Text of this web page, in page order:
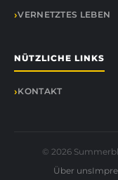
VERNETZTES LEBEN
NÜTZLICHE LINKS
KONTAKT
© 2026
Über uns